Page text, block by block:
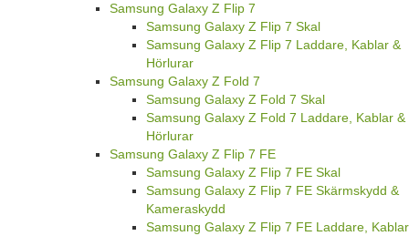
Samsung Galaxy Z Flip 7
Samsung Galaxy Z Flip 7 Skal
Samsung Galaxy Z Flip 7 Laddare, Kablar &
Hörlurar
Samsung Galaxy Z Fold 7
Samsung Galaxy Z Fold 7 Skal
Samsung Galaxy Z Fold 7 Laddare, Kablar &
Hörlurar
Samsung Galaxy Z Flip 7 FE
Samsung Galaxy Z Flip 7 FE Skal
Samsung Galaxy Z Flip 7 FE Skärmskydd &
Kameraskydd
Samsung Galaxy Z Flip 7 FE Laddare, Kablar